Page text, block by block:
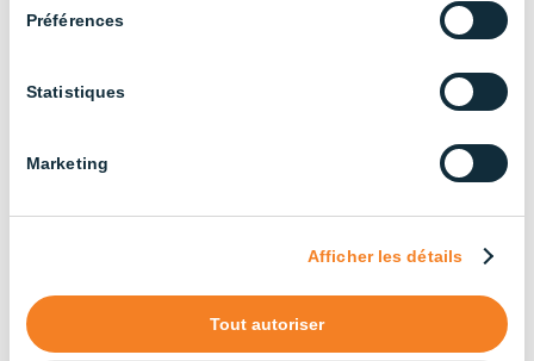
Préférences
Statistiques
Marketing
Afficher les détails
Tout autoriser
Élevage bovin (13)
Élevage de poulets de chair (14)
Élevage de poules pondeuses (13)
Élevage porcin (22)